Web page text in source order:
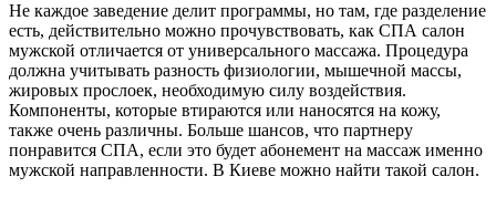
Не каждое заведение делит программы, но там, где разделение
есть, действительно можно прочувствовать, как СПА салон
мужской отличается от универсального массажа. Процедура
должна учитывать разность физиологии, мышечной массы,
жировых прослоек, необходимую силу воздействия.
Компоненты, которые втираются или наносятся на кожу,
также очень различны. Больше шансов, что партнеру
понравится СПА, если это будет абонемент на массаж именно
мужской направленности. В Киеве можно найти такой салон.